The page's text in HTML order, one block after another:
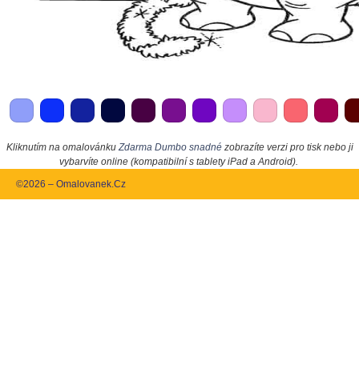
Kliknutím na omalovánku Zdarma Dumbo snadnézobrazíte verzi pro tisk nebo ji
vybarvíte online (kompatibilní s tablety iPad a Android).
©2026 – Omalovanek.Cz